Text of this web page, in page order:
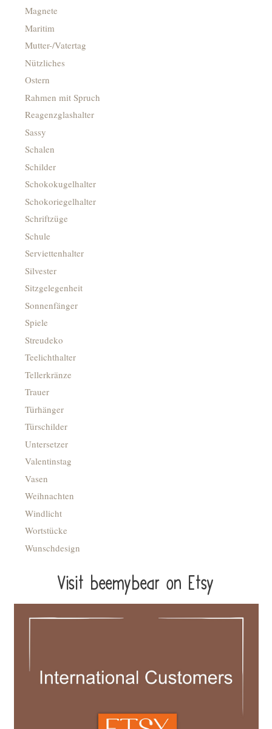
Magnete
Maritim
Mutter-/Vatertag
Nützliches
Ostern
Rahmen mit Spruch
Reagenzglashalter
Sassy
Schalen
Schilder
Schokokugelhalter
Schokoriegelhalter
Schriftzüge
Schule
Serviettenhalter
Silvester
Sitzgelegenheit
Sonnenfänger
Spiele
Streudeko
Teelichthalter
Tellerkränze
Trauer
Türhänger
Türschilder
Untersetzer
Valentinstag
Vasen
Weihnachten
Windlicht
Wortstücke
Wunschdesign
Visit beemybear on Etsy